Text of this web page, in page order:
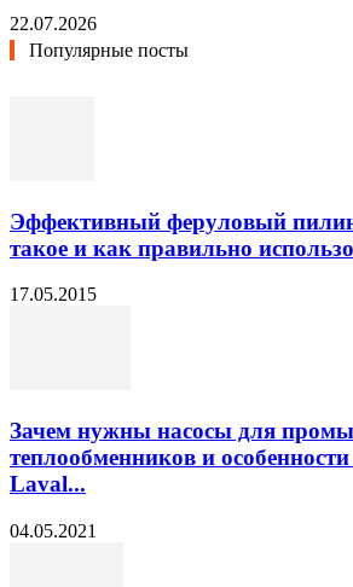
22.07.2026
Популярные посты
Эффективный феруловый
такое и как правильно
17.05.2015
Зачем нужны насосы для
теплообменников и
Laval...
04.05.2021